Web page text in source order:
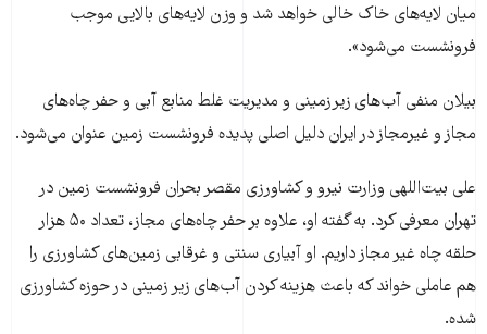
میان لایه‌های خاک خالی خواهد شد و وزن لایه‌های بالایی موجب
فرونشست می‌شود».
بیلان منفی‌‌ آب‌های زیرزمینی و مدیریت غلط منابع آبی و حفر چاه‌های
مجاز و غیرمجاز در ایران دلیل اصلی پدیده‌ فرونشست زمین عنوان می‌شود.
علی بیت‌اللهی وزارت نیرو و کشاورزی مقصر بحران فرونشست زمین‌ در
تهران معرفی کرد. به گفته او، علاوه بر حفر چاه‌های مجاز، تعداد ۵۰ هزار
حلقه چاه غیر مجاز داریم. او آبیاری سنتی و غرقابی زمین‌های کشاورزی را
هم عاملی خواند که باعث هزینه کردن آب‌های زیر زمینی در حوزه کشاورزی
شده.